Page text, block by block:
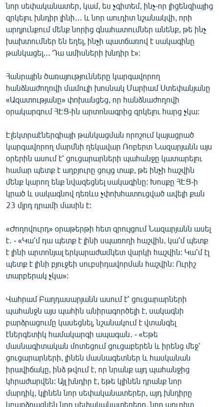
ՀԵՏԵՎԵՔ ՄԵԶ
«Ազատության» բոլոր կայքերը
նոր սեփականատեր, կամ, ես չգիտեմ, ինչ-որ լիցենզիայից
զրկելու խնդիր լինի․․․ և նոր աուդիտ նշանակվի, որի
արդյունքում մենք նորից գնահատումներ անենք, թե ինչ
խախտումներ են եղել, ինչի պատճառով է սակագինը
թանկացել․․․ Դա ամիսների խնդիր է»:
Հանրային ծառայությունները կարգավորող
հանձնաժողովի մամուլի խոսնակ Մարիամ Ստեփանյանը
«Ազատությանը» փոխանցեց, որ հանձնաժողովի
օրակարգում ՀԷՑ-ին արտոնագրից զրկելու հարց չկա:
Էլեկտրաէներգիայի թանկացման որոշում կայացրած
կարգավորող մարմնի ղեկավար Ռոբերտ Նազարյանն այս
օրերին ասում է՝ ցուցարարների պահանջը կատարելու
համար պետք է աղբյուրը ցույց տաք, թե ինչի հաշվին
մենք կարող ենք նվազեցնել սակագինը: Խոսքը ՀԷՑ-ի
կրած և սակագնով դեռևս չփոխհատուցված ավելի քան
23 մլրդ դրամի մասին է:
«Ժողովուրդ» օրաթերթի հետ զրույցում Նազարյանն ասել
է․ - «Կա՛մ դա պետք է լինի սպառողի հաշվին, կա՛մ պետք
է լինի արտոնյալ երկարաժամկետ վարկի հաշվին: Կա՛մ էլ
պետք է լինի բյուջեի սուբսիդավորման հաշվին: Ուրիշ
տարբերակ չկա»:
Վահրամ Բաղդասարյանն ասում է՝ ցուցարարների
պահանջն այս պահին անիրագործելի է, սակագնի
բարձրացումը կասեցնել, նշանակում է վտանգել
էներգետիկ համակարգի ապագան․ - «Եթե
մասնագիտական մոտեցում ցուցաբերեն և իրենց մեջ՝
ցուցարարների, լինեն մասնագետներ և հասկանան
իրավիճակը, ինձ թվում է, որ նրանք այդ պահանջից
կհրաժարվեն: Այլ խնդիր է, եթե կլինեն դրանք նոր
մարդիկ, կլինեն նոր սեփականատերեր, այդ խնդիրը
կբարձրացնեն նոր սեփականատերերը, նոր աուդիտ